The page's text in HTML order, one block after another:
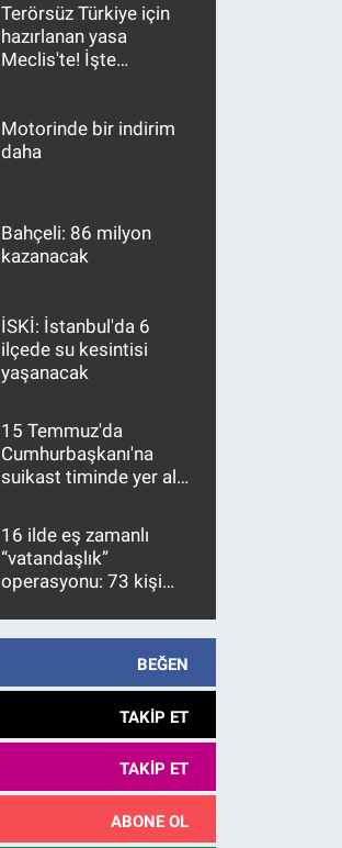
Terörsüz Türkiye için
hazırlanan yasa
Meclis'te! İşte
Motorinde bir indirim
daha
Bahçeli: 86 milyon
kazanacak
İSKİ: İstanbul'da 6
ilçede su kesintisi
yaşanacak
15 Temmuz'da
Cumhurbaşkanı'na
suikast timinde yer alan
10 yıl sonra yakalandı
16 ilde eş zamanlı
“vatandaşlık”
operasyonu: 73 kişi
BEĞEN
TAKIP ET
TAKIP ET
ABONE OL